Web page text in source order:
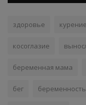
здоровье курение
косоглазие
беременная мама
бег беременность